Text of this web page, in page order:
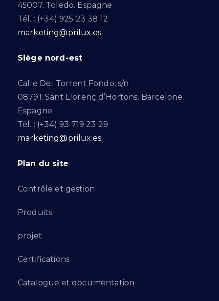
45007. Toledo. Espagne
Tél. : (+34) 925 23 38 12
marketing@prilux.es
Siège nord-est
Calle Del Torrent Fondo, s/n
08791. Sant Llorenç d’Hortons. Barcelone.
Espagne
Tél. : (+34) 93 719 23 29
marketing@prilux.es
Plan du site
Contrôle et gestion
Produits
projet
Certifications
Catalogue et documentation